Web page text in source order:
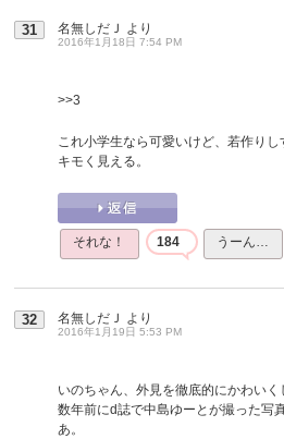
31 名無しだＪ より
2016年1月18日 7:54 PM
>>3
これ小学生なら可愛いけど、若作りし
キモく見える。
それな！ 184 うーん…
32 名無しだＪ より
2016年1月19日 5:53 PM
いのちゃん、外見を徹底的にかわいく
数年前にd誌で中島ゆーとが撮った写
あ。